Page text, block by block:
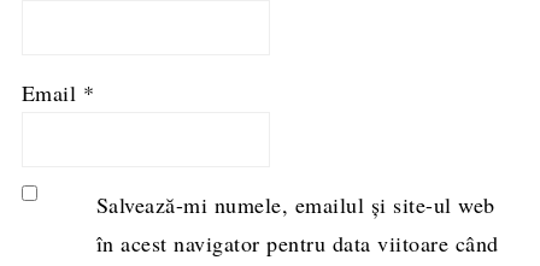
Email *
Salvează-mi numele, emailul și site-ul web
în acest navigator pentru data viitoare când